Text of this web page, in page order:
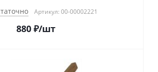
Артикул: 00-00002221
880 ₽/шт